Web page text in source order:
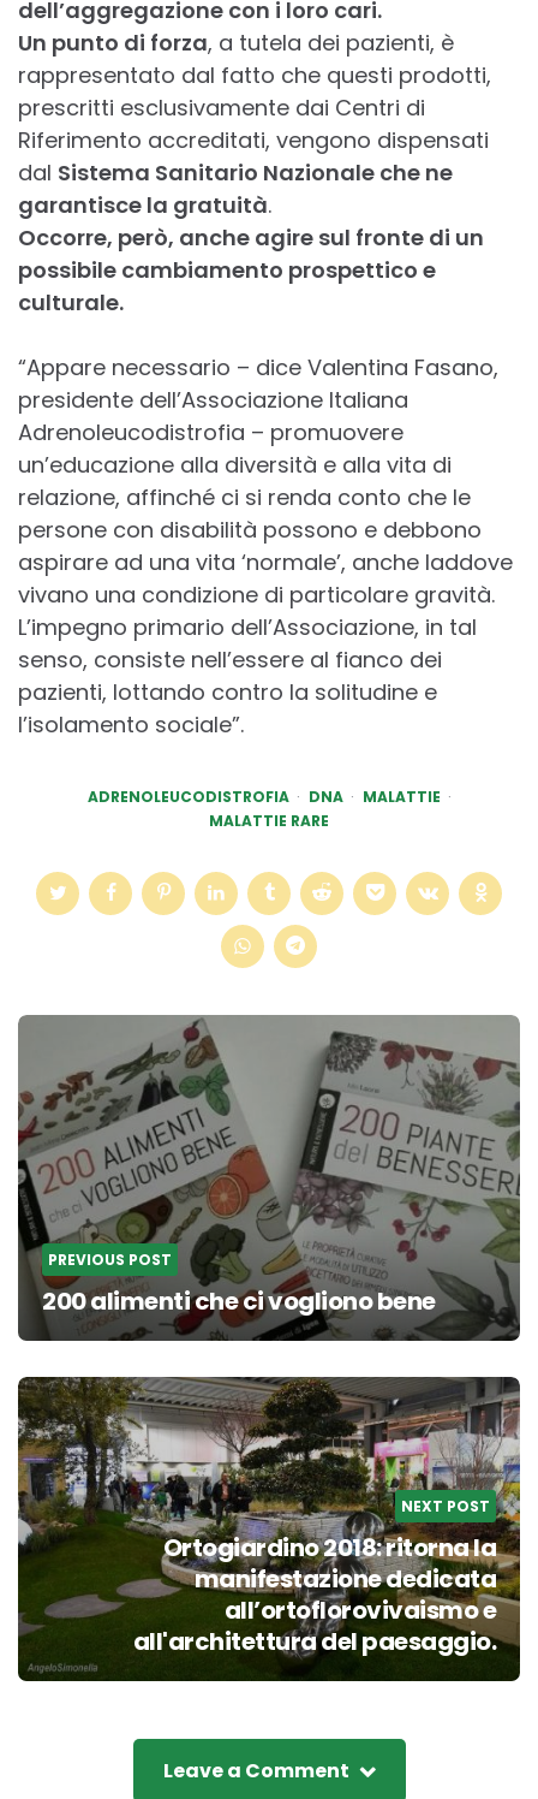
dell’aggregazione con i loro cari.
Un punto di forza, a tutela dei pazienti, è
rappresentato dal fatto che questi prodotti,
prescritti esclusivamente dai Centri di
Riferimento accreditati, vengono dispensati
dal Sistema Sanitario Nazionale che ne
garantisce la gratuità.
Occorre, però, anche agire sul fronte di un
possibile cambiamento prospettico e
culturale.
“Appare necessario – dice Valentina Fasano,
presidente dell’Associazione Italiana
Adrenoleucodistrofia – promuovere
un’educazione alla diversità e alla vita di
relazione, affinché ci si renda conto che le
persone con disabilità possono e debbono
aspirare ad una vita ‘normale’, anche laddove
vivano una condizione di particolare gravità.
L’impegno primario dell’Associazione, in tal
senso, consiste nell’essere al fianco dei
pazienti, lottando contro la solitudine e
l’isolamento sociale”.
ADRENOLEUCODISTROFIA DNA
MALATTIE
MALATTIE RARE
Post
navigation
PREVIOUS POST
200 alimenti che ci vogliono bene
NEXT POST
Ortogiardino 2018: ritorna la
manifestazione dedicata
all’ortoflorovivaismo e
all'architettura del paesaggio.
Leave a Comment